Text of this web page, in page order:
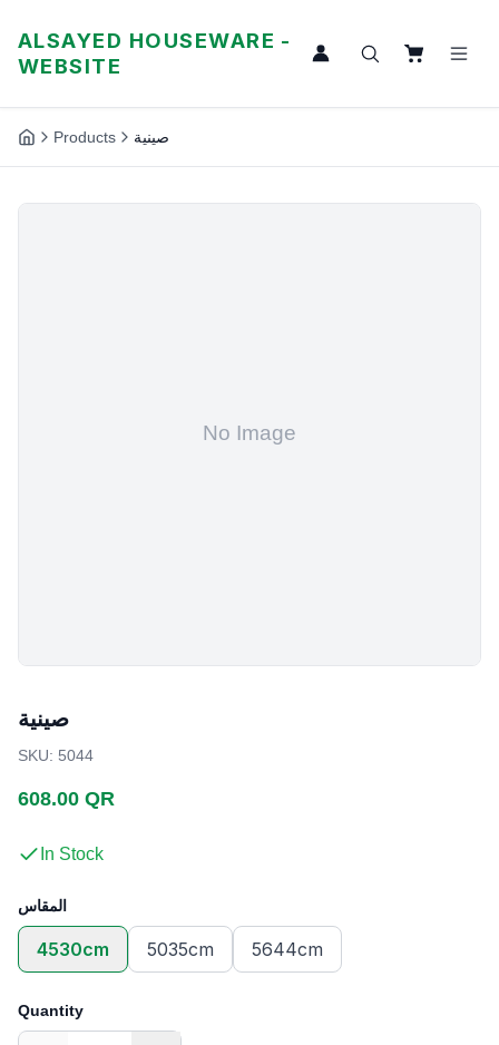
ALSAYED HOUSEWARE -
WEBSITE
Products صينية
صينية
SKU: 5044
608.00 QR
In Stock
المقاس
4530cm 5035cm 5644cm
Quantity